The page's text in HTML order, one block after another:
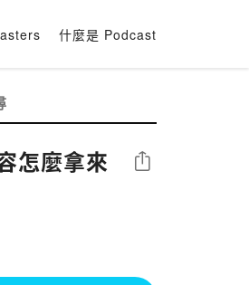
什麼是 Podcast
怎麼拿來
分享